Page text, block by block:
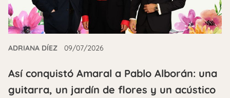
ADRIANA DÍEZ 09/07/2026
Así conquistó Amaral a Pablo Alborán: una
guitarra, un jardín de flores y un acústico